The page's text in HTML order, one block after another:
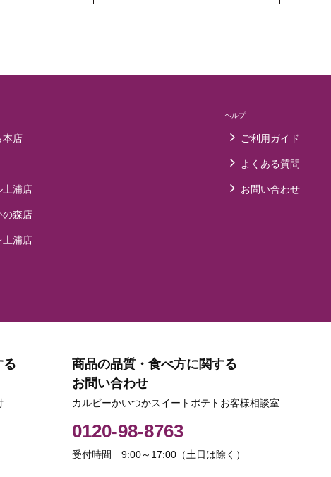
本店
土浦店
の森店
土浦店
ヘルプ
ご利用ガイド
よくある質問
お問い合わせ
る
商品の品質・食べ方に関する
お問い合わせ
カルビーかいつかスイートポテトお客様相談室
0120-98-8763
受付時間 9:00～17:00（土日は除く）